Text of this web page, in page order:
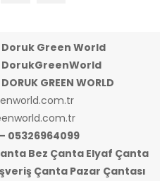
Green World
GREEN WORLD
05326964099
Bez Çanta Elyaf Çanta
Çanta Pazar Çantası